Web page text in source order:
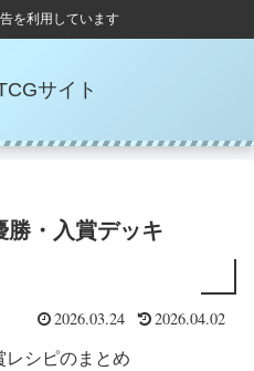
を利用しています
サイト
勝・入賞デッキ
2026.03.24 2026.04.02
レシピのまとめ